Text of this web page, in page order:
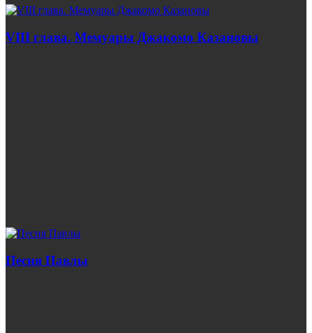
VIII глава. Мемуары Джакомо Казановы
Песня Павлы